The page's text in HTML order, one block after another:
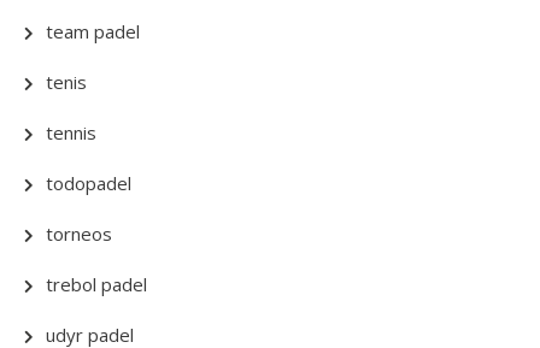
team padel
tenis
tennis
todopadel
torneos
trebol padel
udyr padel